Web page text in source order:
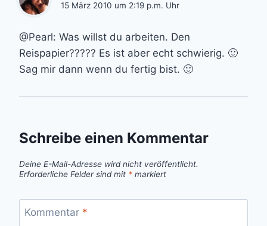
15 März 2010 um 2:19 p.m. Uhr
@Pearl: Was willst du arbeiten. Den
Reispapier????? Es ist aber echt schwierig. 🙂
Sag mir dann wenn du fertig bist. 🙂
Schreibe einen Kommentar
Deine E-Mail-Adresse wird nicht veröffentlicht.
Erforderliche Felder sind mit * markiert
Kommentar *